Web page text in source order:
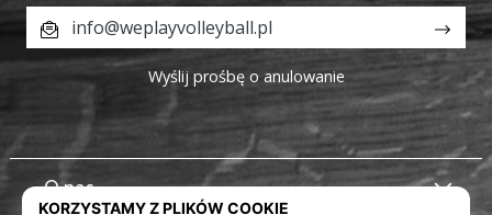
O nas
info@weplayvolleyball.pl
Wyślij prośbę o anulowanie